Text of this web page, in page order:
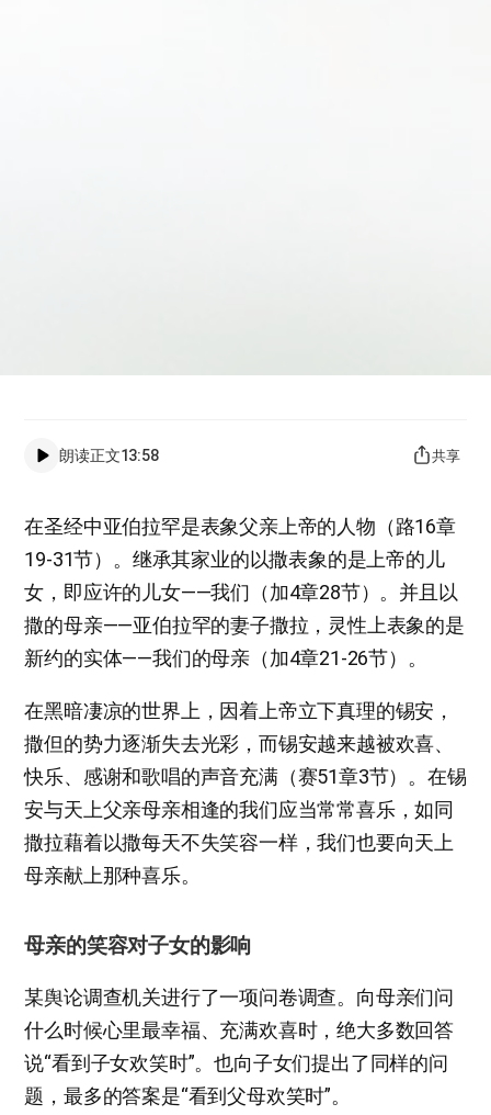
朗读正文13:58 共享
在圣经中亚伯拉罕是表象父亲上帝的人物（路16章
19-31节）。继承其家业的以撒表象的是上帝的儿
女，即应许的儿女——我们（加4章28节）。并且以
撒的母亲——亚伯拉罕的妻子撒拉，灵性上表象的是
新约的实体——我们的母亲（加4章21-26节）。
在黑暗凄凉的世界上，因着上帝立下真理的锡安，
撒但的势力逐渐失去光彩，而锡安越来越被欢喜、
快乐、感谢和歌唱的声音充满（赛51章3节）。在锡
安与天上父亲母亲相逢的我们应当常常喜乐，如同
撒拉藉着以撒每天不失笑容一样，我们也要向天上
母亲献上那种喜乐。
母亲的笑容对子女的影响
某舆论调查机关进行了一项问卷调查。向母亲们问
什么时候心里最幸福、充满欢喜时，绝大多数回答
说“看到子女欢笑时”。也向子女们提出了同样的问
题，最多的答案是“看到父母欢笑时”。